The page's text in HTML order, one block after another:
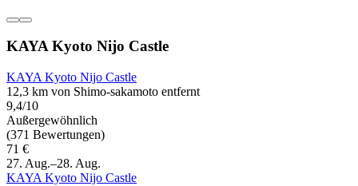
KAYA Kyoto Nijo Castle
KAYA Kyoto Nijo Castle
12,3 km von Shimo-sakamoto entfernt
9,4/10
Außergewöhnlich
(371 Bewertungen)
71 €
27. Aug.–28. Aug.
KAYA Kyoto Nijo Castle